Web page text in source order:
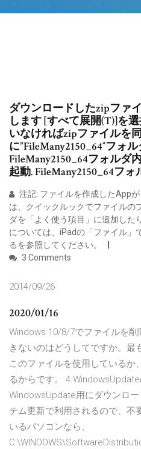
ダウンロードしたzipファ
します [すべて展開(T)]を
いなければzipファイルを
に”FileMany2150_64″フォ
FileMany2150_64フォルダ
起動. FileMany2150_64フォ
注記: ファイルを作成したApp
は、クイックルックでファイルの
ダを「よく使う項目」に追加した
については、iPadの「ファイル」
るを参照してください。
3 Comments
2014/09/26
2020/01/16
Windows 10/8/7でファイルを
きないのはどうしてですか。最
このファイルを使用しているか
るからです。
WindowsUpdate用にダウンロ
テム更新で利用されるので、不
いるパソコンなら、